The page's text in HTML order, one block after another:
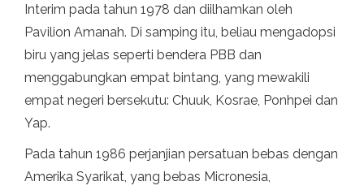
Interim pada tahun 1978 dan diilhamkan oleh
Pavilion Amanah. Di samping itu, beliau mengadopsi
biru yang jelas seperti bendera PBB dan
menggabungkan empat bintang, yang mewakili
empat negeri bersekutu: Chuuk, Kosrae, Ponhpei dan
Yap.
Pada tahun 1986 perjanjian persatuan bebas dengan
Amerika Syarikat, yang bebas Micronesia,